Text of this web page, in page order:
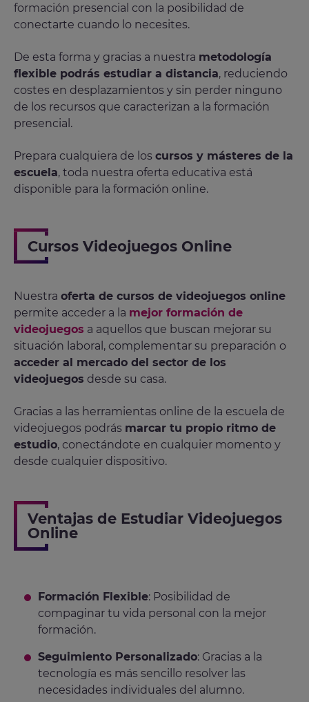
formación presencial con la posibilidad de
conectarte cuando lo necesites.
De esta forma y gracias a nuestra metodología
flexible podrás estudiar a distancia, reduciendo
costes en desplazamientos y sin perder ninguno
de los recursos que caracterizan a la formación
presencial.
Prepara cualquiera de los cursos y másteres de la
escuela, toda nuestra oferta educativa está
disponible para la formación online.
Cursos Videojuegos Online
Nuestra oferta de cursos de videojuegos online
permite acceder a la mejor formación de
videojuegos a aquellos que buscan mejorar su
situación laboral, complementar su preparación o
acceder al mercado del sector de los
videojuegos desde su casa.
Gracias a las herramientas online de la escuela de
videojuegos podrás marcar tu propio ritmo de
estudio, conectándote en cualquier momento y
desde cualquier dispositivo.
Ventajas de Estudiar Videojuegos
Online
Formación Flexible: Posibilidad de
compaginar tu vida personal con la mejor
formación.
Seguimiento Personalizado: Gracias a la
tecnología es más sencillo resolver las
necesidades individuales del alumno.